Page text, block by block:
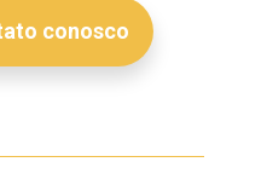
conosco